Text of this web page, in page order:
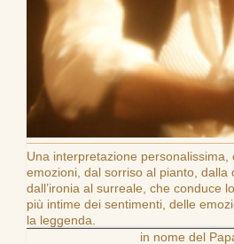
Una interpretazione personalissima,
emozioni, dal sorriso al pianto, dalla
dall’ironia al surreale, che conduce
più intime dei sentimenti, delle
la leggenda.
in nome del